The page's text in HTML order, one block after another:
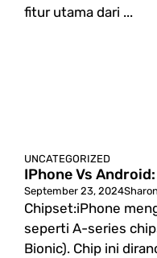
fitur utama dari ...
UNCATEGORIZED
IPhone Vs
September 23, 2024
Chipset:iPhone
seperti A-series
Bionic). Chip ini